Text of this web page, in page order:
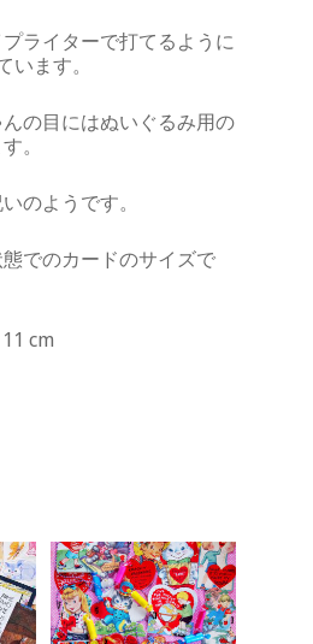
ライターで打てるように
います。
の目にはぬいぐるみ用の
。
のようです。
でのカードのサイズで
cm
¥660